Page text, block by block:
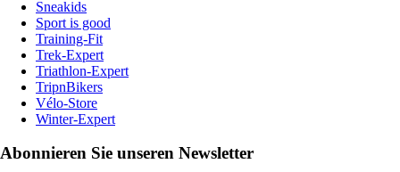
Sneakids
Sport is good
Training-Fit
Trek-Expert
Triathlon-Expert
TripnBikers
Vélo-Store
Winter-Expert
Abonnieren Sie unseren Newsletter